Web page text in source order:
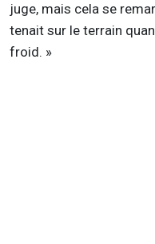
juge, mais cela se
tenait sur le terrain
froid. »